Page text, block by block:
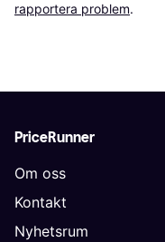
rapportera problem.
PriceRunner
Om oss
Kontakt
Nyhetsrum